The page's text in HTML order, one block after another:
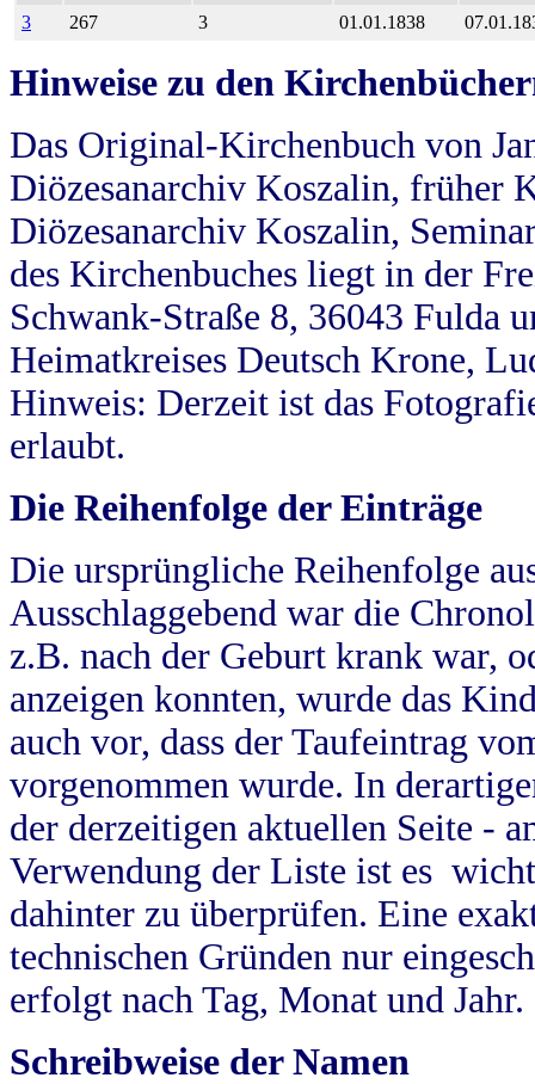
3
267 3 01.01.1838
Hinweise zu den
Das Original-Kirchenbuch von
Diözesanarchiv Koszalin, früher
Diözesanarchiv Koszalin,
des Kirchenbuches liegt in der
Schwank-Straße 8, 36043 Fulda
Heimatkreises Deutsch Krone,
Hinweis: Derzeit ist das
erlaubt.
Die Reihenfolge der Einträge
Die ursprüngliche Reihenfolge
Ausschlaggebend war die
z.B. nach der Geburt krank war,
anzeigen konnten, wurde das
auch vor, dass der Taufeintrag
vorgenommen wurde. In
der derzeitigen aktuellen Seite -
Verwendung der Liste ist es
dahinter zu überprüfen. Eine
technischen Gründen nur
erfolgt nach Tag, Monat und Jahr.
Schreibweise der Namen